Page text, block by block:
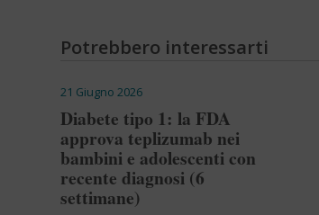
Potrebbero interessarti
21 Giugno 2026
Diabete tipo 1: la FDA
approva teplizumab nei
bambini e adolescenti con
recente diagnosi (6
settimane)